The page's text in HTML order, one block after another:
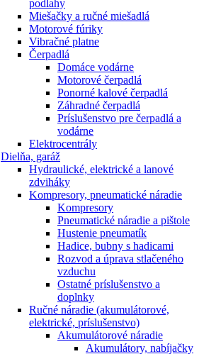
podlahy
Miešačky a ručné miešadlá
Motorové fúriky
Vibračné platne
Čerpadlá
Domáce vodárne
Motorové čerpadlá
Ponorné kalové čerpadlá
Záhradné čerpadlá
Príslušenstvo pre čerpadlá a
vodárne
Elektrocentrály
Dielňa, garáž
Hydraulické, elektrické a lanové
zdviháky
Kompresory, pneumatické náradie
Kompresory
Pneumatické náradie a pištole
Hustenie pneumatík
Hadice, bubny s hadicami
Rozvod a úprava stlačeného
vzduchu
Ostatné príslušenstvo a
doplnky
Ručné náradie (akumulátorové,
elektrické, príslušenstvo)
Akumulátorové náradie
Akumulátory, nabíjačky